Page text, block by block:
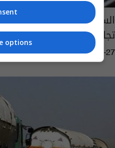
السعودية تطلق ممرا
تجارية وصولا إلى منفذ
07:41 | 2026-03-27
options